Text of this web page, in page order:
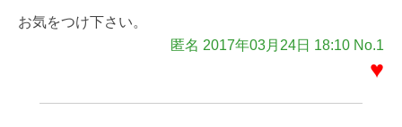
お気をつけ下さい。
匿名 2017年03月24日 18:10 No.1
♥